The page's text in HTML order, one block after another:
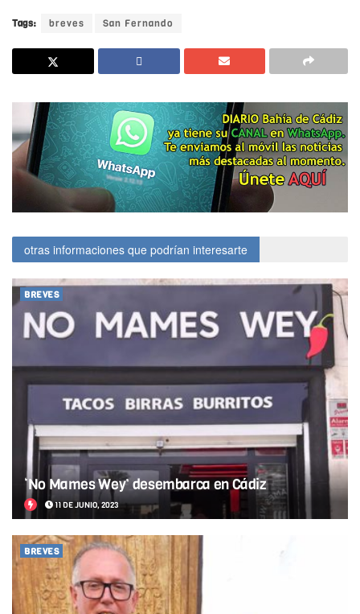
Tags: breves San Fernando
otras informaciones que podrían interesarte
BREVES
‘No Mames Wey’ desembarca en Cádiz
11 DE JUNIO, 2023
BREVES